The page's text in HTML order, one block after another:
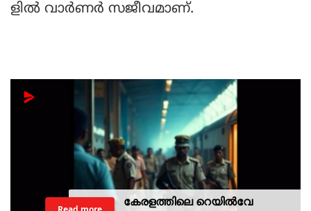
ളില്‍ വാര്‍ണര്‍ സജീവമാണ്.
കേരളത്തിലെ റെയില്‍വേ